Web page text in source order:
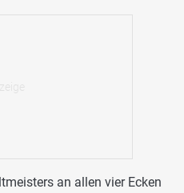
an allen vier Ecken